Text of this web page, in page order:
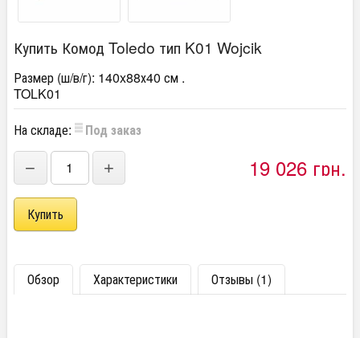
Купить Комод Toledo тип K01 Wojcik
Размер (ш/в/г): 140x88х40 см .
TOLK01
На складе:
Под заказ
− + 19 026 грн.
Обзор Характеристики Отзывы (1)